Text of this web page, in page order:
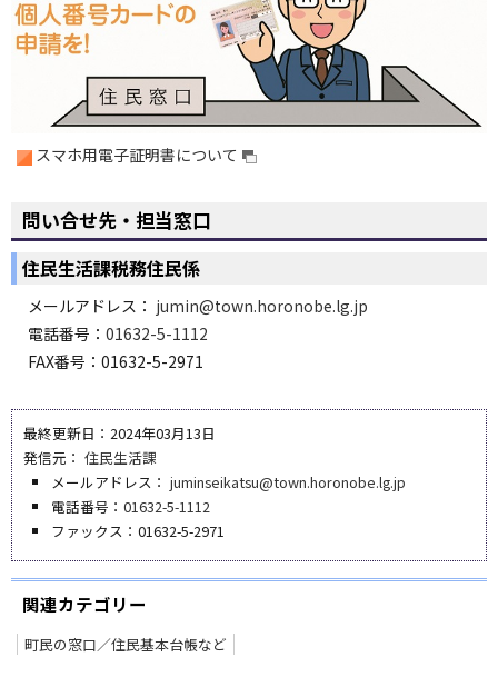
スマホ用電子証明書について
問い合せ先・担当窓口
住民生活課税務住民係
メールアドレス： jumin@town.horonobe.lg.jp
電話番号： 01632-5-1112
FAX番号：01632-5-2971
最終更新日：2024年03月13日
発信元： 住民生活課
メールアドレス：juminseikatsu@town.horonobe.lg.jp
電話番号：01632-5-1112
ファックス：01632-5-2971
関連カテゴリー
町民の窓口／住民基本台帳など